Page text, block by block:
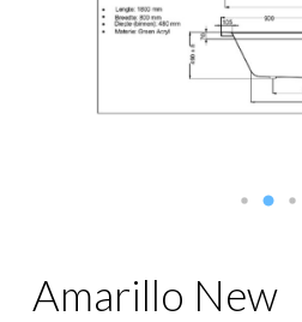
Amarillo New